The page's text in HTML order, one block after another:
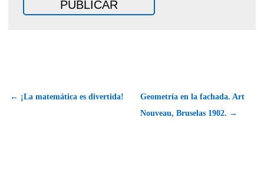
← ¡La matemática es divertida!
Geometría en la fachada. Art
Nouveau, Bruselas 1902. →